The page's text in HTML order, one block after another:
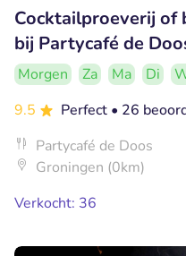
Cocktailproeverij of
bij Partycafé de
Morgen Za Ma Di
9.5
Perfect • 26
Partycafé de Doos
Groningen (0km)
Verkocht: 36